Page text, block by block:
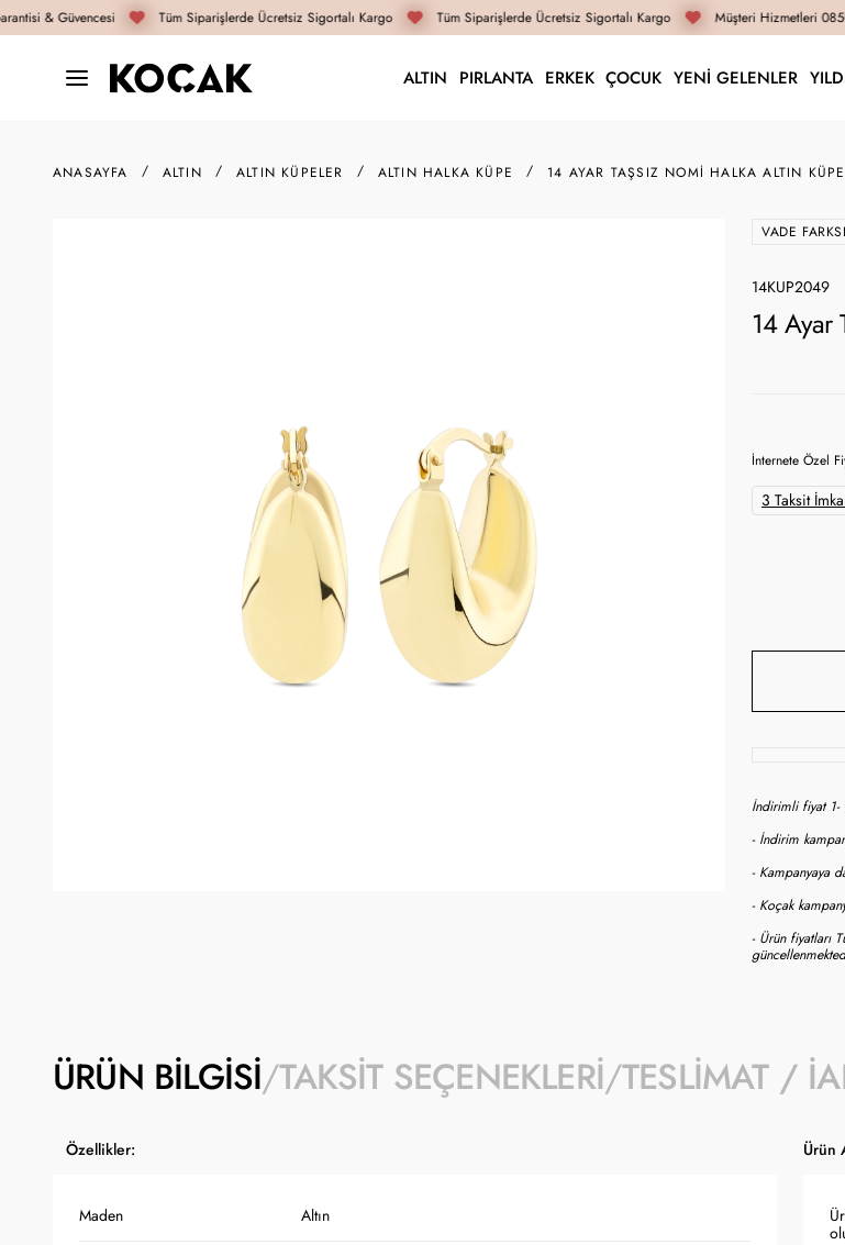
& Güvencesi Tüm Siparişlerde Ücretsiz Sigortalı Kargo Tüm Siparişlerde Ücretsiz Sigortalı Kargo Müşteri Hizmetleri
ALTIN PIRLANTA ERKEK ÇOCUK YENİ GELENLER
ANASAYFA ALTIN ALTIN KÜPELER ALTIN HALKA KÜPE 14 AYAR TAŞSIZ NOMI HALKA ALTIN KÜPE
VADE
14KUP2049
14 Ayar
İnternete Özel
3 Taksit
İndirimli fiyat 1-
- İndirim
- Kampanyaya
- Koçak
- Ürün fiyatları
ÜRÜN BILGISI TAKSIT SEÇENEKLERI TESLIMAT /
Özellikler: Ürün
Maden Altın